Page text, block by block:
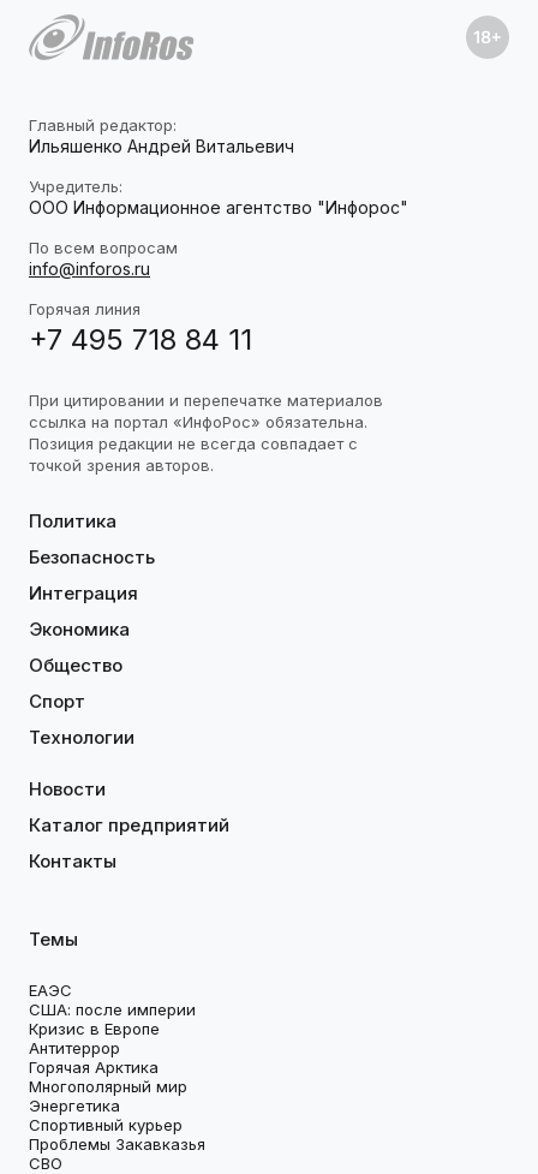
Главный редактор:
Ильяшенко Андрей Витальевич
Учредитель:
ООО Информационное агентство "Инфорос"
По всем вопросам
info@inforos.ru
Горячая линия
+7 495 718 84 11
При цитировании и перепечатке материалов
ссылка на портал «ИнфоРос» обязательна.
Позиция редакции не всегда совпадает с
точкой зрения авторов.
Политика
Безопасность
Интеграция
Экономика
Общество
Спорт
Технологии
Новости
Каталог предприятий
Контакты
Темы
ЕАЭС
США: после империи
Кризис в Европе
Антитеррор
Горячая Арктика
Многополярный мир
Энергетика
Спортивный курьер
Проблемы Закавказья
СВО